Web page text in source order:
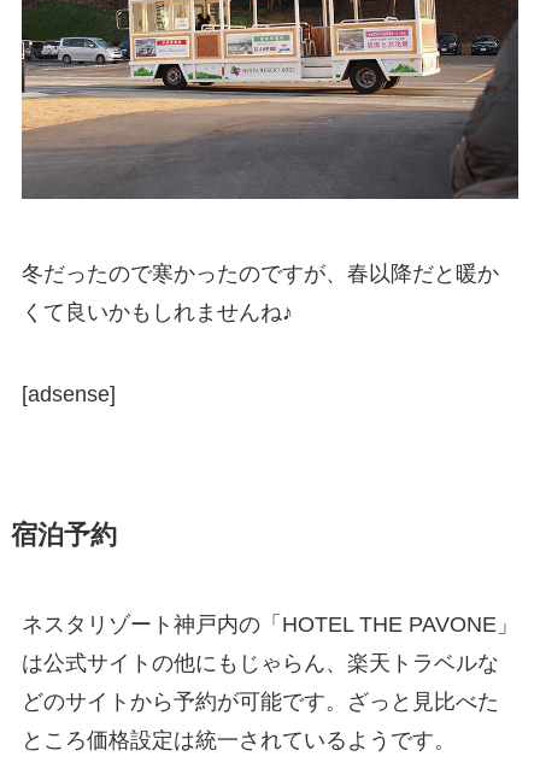
冬だったので寒かったのですが、春以降だと暖か
くて良いかもしれませんね♪
[adsense]
宿泊予約
ネスタリゾート神戸内の「HOTEL THE PAVONE」
は公式サイトの他にもじゃらん、楽天トラベルな
どのサイトから予約が可能です。ざっと見比べた
ところ価格設定は統一されているようです。